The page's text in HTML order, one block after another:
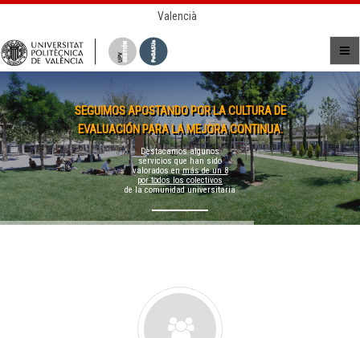
Valencià
SEGUIMOS APOSTANDO POR LA CULTURA DE
EVALUACIÓN PARA LA MEJORA CONTINUA.
Destacamos algunos
servicios que han sido
valorados enmás de un 8
por todos los colectivos
de la comunidad universitaria